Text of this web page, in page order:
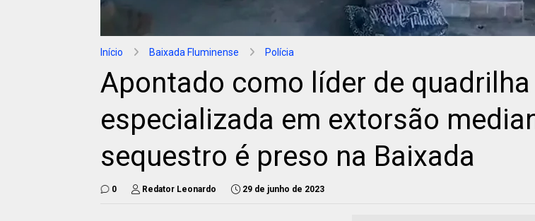
Início Baixada Fluminense Polícia
Apontado como líder de quadrilha
especializada em extorsão
sequestro é preso na Baixada
0 Redator Leonardo 29 de junho de 2023